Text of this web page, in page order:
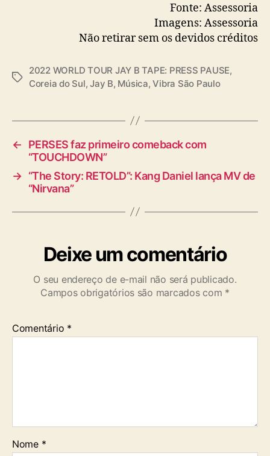
Fonte: Assessoria
Imagens: Assessoria
Não retirar sem os devidos créditos
T
2022 WORLD TOUR JAY B TAPE: PRESS PAUSE,
Coreia do Sul,Jay B, Música,Vibra São Paulo
←
PERSES faz primeiro comeback com
“TOUCHDOWN”
→ “The Story: RETOLD”: Kang Daniel lança MV de
“Nirvana”
Deixe um comentário
O seu endereço de e-mail não será publicado.
Campos obrigatórios são marcados com *
Comentário *
Nome *